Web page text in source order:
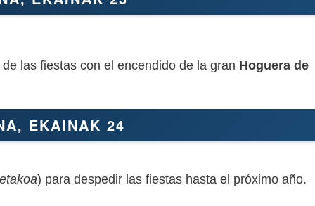
las fiestas con el encendido de la gran Hoguera de
EKAINAK 24
) para despedir las fiestas hasta el próximo año.